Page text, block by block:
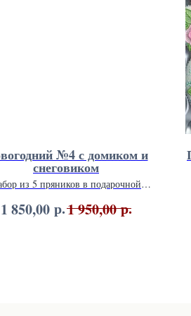
№4 с домиком и
снеговиком
из 5 пряников в подарочной
упаковке 20 х 20 см.
1 850,00 р.1 950,00 р.